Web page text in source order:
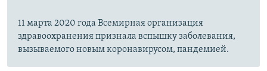
11 марта 2020 года Всемирная организация
здравоохранения признала вспышку заболевания,
вызываемого новым коронавирусом, пандемией.